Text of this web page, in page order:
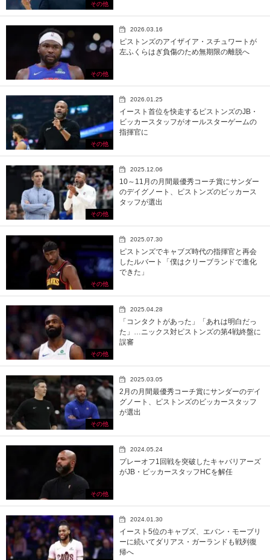
その他
その他
2026.03.16
ピストンズのアイザイア・スチュワートが
左ふくらはぎ負傷のため無期限の離脱へ
その他
2026.01.25
イースト首位を快走するピストンズのJB・
ビッカースタッフがオールスターゲームの
指揮官に
その他
2025.12.06
10～11月の月間最優秀コーチ賞にサンダー
のデイグノート、ピストンズのビッカース
タッフが選出
その他
2025.07.30
ピストンズでキャブズ時代の指揮官と再会
したルバート「僕はクリーブランドで進化
できた」
その他
2025.04.28
「コンタクトがあった」「あれは明白だっ
た」…ニックス対ピストンズの第4戦終盤に
誤審
その他
2025.03.05
2月の月間最優秀コーチ賞にサンダーのデイ
グノート、ピストンズのビッカースタッフ
が選出
その他
2024.05.24
プレーオフ1回戦を突破したキャバリアーズ
がJB・ビッカースタッフHCを解任
2024.01.30
イースト5位のキャブズ、エバン・モーブリ
ーに続いてダリアス・ガーランドも戦列復
帰へ